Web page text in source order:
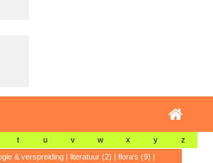
t u v w x y z
& verspreiding| literatuur (2) | flora's (9) |